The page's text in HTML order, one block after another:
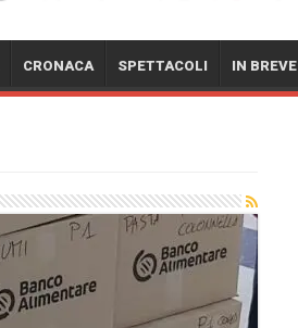
CRONACA SPETTACOLI IN BREVE